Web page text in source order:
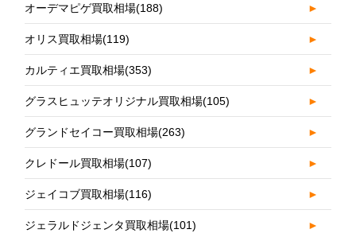
オーデマピゲ買取相場(188) ►
オリス買取相場(119) ►
カルティエ買取相場(353) ►
グラスヒュッテオリジナル買取相場(105) ►
グランドセイコー買取相場(263) ►
クレドール買取相場(107) ►
ジェイコブ買取相場(116) ►
ジェラルドジェンタ買取相場(101) ►